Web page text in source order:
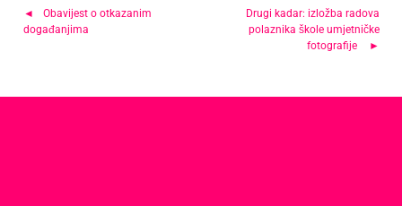
Navigacija
objava
Obavijest o otkazanim
događanjima
Drugi kadar: izložba radova
polaznika škole umjetničke
fotografije